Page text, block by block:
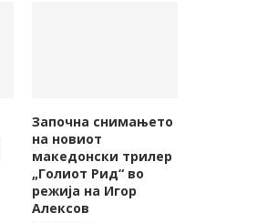
Започна снимањето
на новиот
македонски трилер
„Голиот Рид“ во
режија на Игор
Алексов